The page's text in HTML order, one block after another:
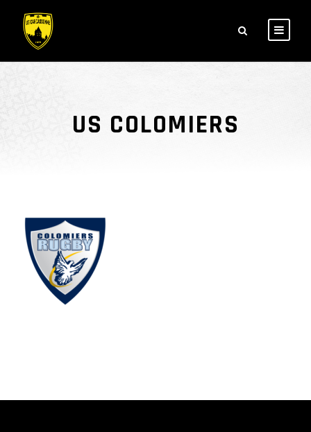
US COLOMIERS